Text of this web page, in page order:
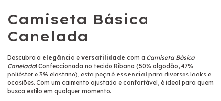
Camiseta Básica
Canelada
Descubra a elegância e versatilidade com a Camiseta Básica
Canelada! Confeccionada no tecido Ribana (50% algodão, 47%
poliéster e 3% elastano), esta peça é essencial para diversos looks e
ocasiões. Com um caimento ajustado e confortável, é ideal para quem
busca estilo em qualquer momento.